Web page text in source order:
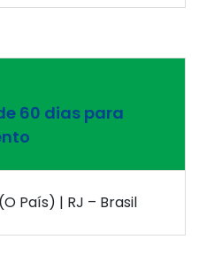
60 dias para
País) | RJ – Brasil